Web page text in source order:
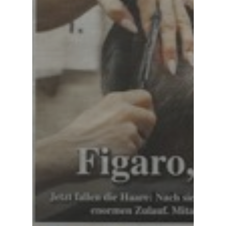
MENÜBEISPIELE
FOTOGALERIE
NEWSLETTER
FAQS